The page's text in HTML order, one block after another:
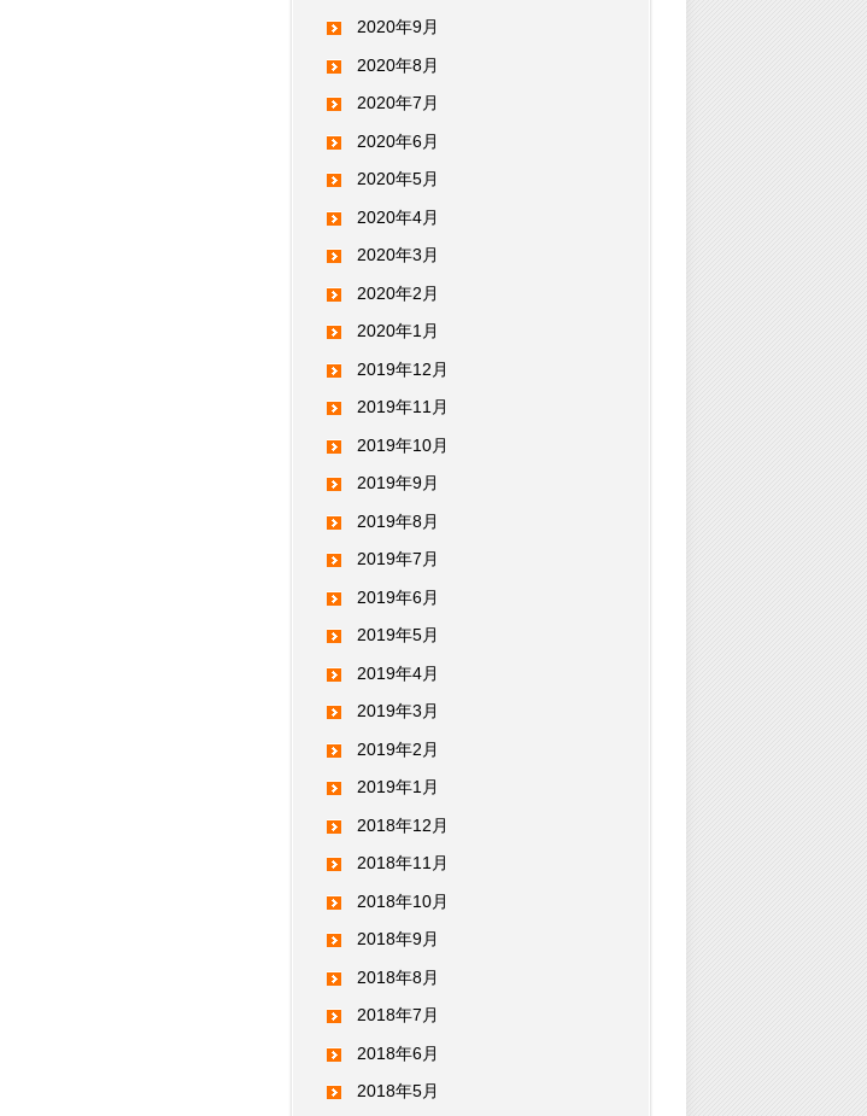
2020年9月
2020年8月
2020年7月
2020年6月
2020年5月
2020年4月
2020年3月
2020年2月
2020年1月
2019年12月
2019年11月
2019年10月
2019年9月
2019年8月
2019年7月
2019年6月
2019年5月
2019年4月
2019年3月
2019年2月
2019年1月
2018年12月
2018年11月
2018年10月
2018年9月
2018年8月
2018年7月
2018年6月
2018年5月